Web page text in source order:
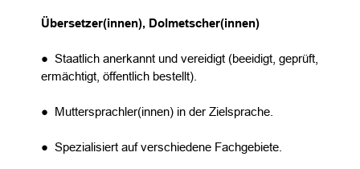
Übersetzer(innen), Dolmetscher(innen)
● Staatlich anerkannt und vereidigt (beeidigt, geprüft,
ermächtigt, öffentlich bestellt).
● Muttersprachler(innen) in der Zielsprache.
● Spezialisiert auf verschiedene Fachgebiete.